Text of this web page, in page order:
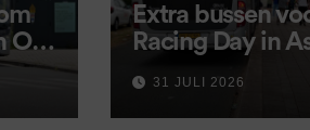
OV
9
Extra bussen
Racing Day in
31 JULI 2026